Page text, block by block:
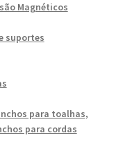
Magnéticos
suportes
para toalhas,
para cordas